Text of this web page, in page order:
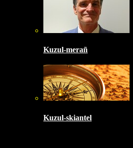
Kuzul-merañ
Kuzul-skiantel